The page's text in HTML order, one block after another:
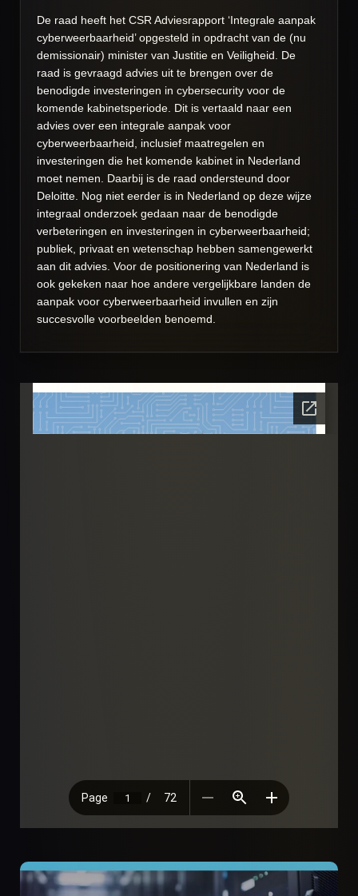
De raad heeft het CSR Adviesrapport ‘Integrale aanpak
cyberweerbaarheid’ opgesteld in opdracht van de (nu
demissionair) minister van Justitie en Veiligheid. De
raad is gevraagd advies uit te brengen over de
benodigde investeringen in cybersecurity voor de
komende kabinetsperiode. Dit is vertaald naar een
advies over een integrale aanpak voor
cyberweerbaarheid, inclusief maatregelen en
investeringen die het komende kabinet in Nederland
moet nemen. Daarbij is de raad ondersteund door
Deloitte. Nog niet eerder is in Nederland op deze wijze
integraal onderzoek gedaan naar de benodigde
verbeteringen en investeringen in cyberweerbaarheid;
publiek, privaat en wetenschap hebben samengewerkt
aan dit advies. Voor de positionering van Nederland is
ook gekeken naar hoe andere vergelijkbare landen de
aanpak voor cyberweerbaarheid invullen en zijn
succesvolle voorbeelden benoemd.